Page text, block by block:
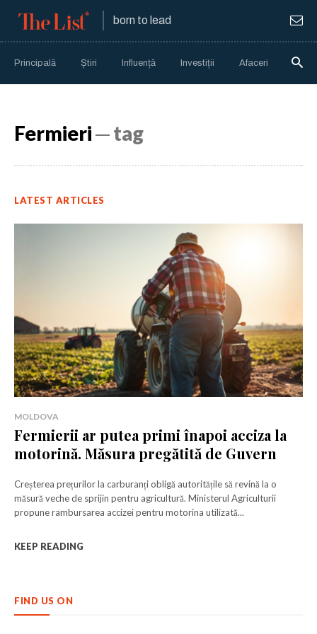
born to lead
Principală Știri Influență Investiții Afaceri
Fermieri─ tag
LATEST ARTICLES
MOLDOVA
Fermierii ar putea primi înapoi acciza la
motorină. Măsura pregătită de Guvern
Creșterea prețurilor la carburanți obligă autoritățile să revină la o
măsură veche de sprijin pentru agricultură. Ministerul Agriculturii
propune rambursarea accizei pentru motorina utilizată...
KEEP READING
FIND US ON